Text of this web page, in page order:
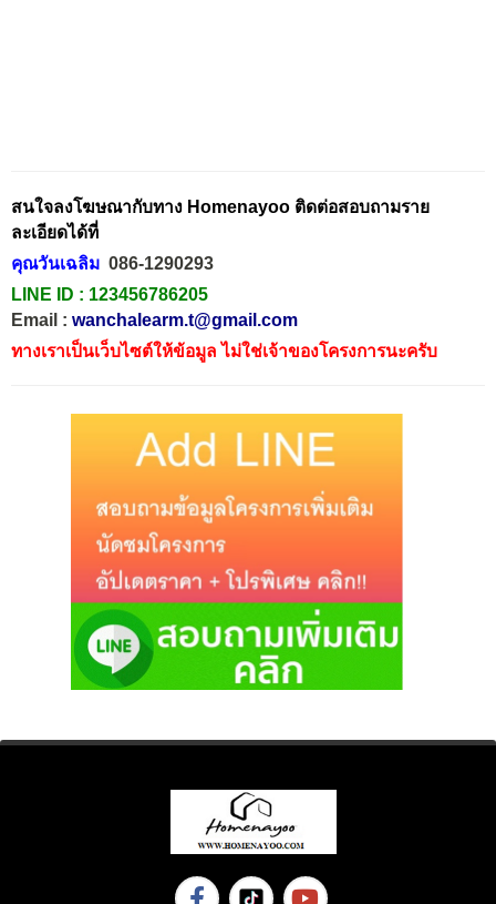
สนใจลงโฆษณากับทาง Homenayoo ติดต่อสอบถามราย
ละเอียดได้ที่
คุณวันเฉลิม 086-1290293
LINE ID : 123456786205
Email : wanchalearm.t@gmail.com
ทางเราเป็นเว็บไซต์ให้ข้อมูล ไม่ใช่เจ้าของโครงการนะครับ